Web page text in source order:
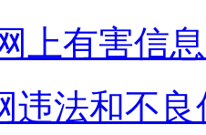
上有害信
违法和不